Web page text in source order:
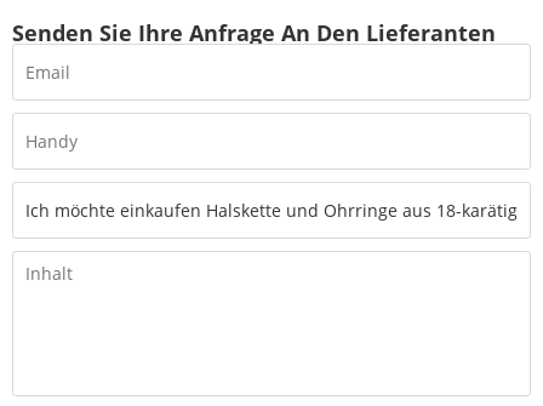
Senden Sie Ihre Anfrage An Den Lieferanten